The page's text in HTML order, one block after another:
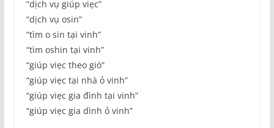
“dịch vụ giúp viẹc”
“dịch vụ osin”
“tìm o sin tại vinh”
“tìm oshin tại vinh”
“giúp viẹc theo giò”
“giúp viẹc tại nhà ỏ vinh”
“giúp viẹc gia đình tại vinh”
“giúp viẹc gia dình ỏ vinh”